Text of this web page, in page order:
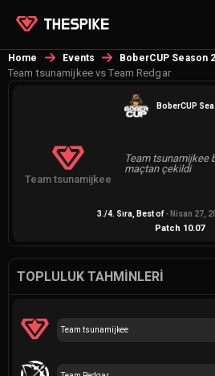
Home Events BoberCUP Season 2
Team tsunamijkee vs Team Redgar
BoberCUP
Team tsunamijkee
Team tsunamijkee
maçtan çekildi
3./4. Sıra , Best of- Nisan 27,
Patch 10.07
TOPLULUK TAHMINLERI
Team tsunamijkee